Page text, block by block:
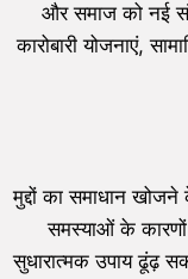
और समाज को नई
कारोबारी योजनाएं,
मुद्दों का समाधान
समस्याओं के
सुधारात्मक उपाय ढूंढ़